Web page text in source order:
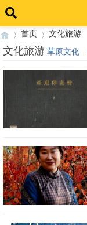
首页
›
文化旅游
文化旅游 草原文化